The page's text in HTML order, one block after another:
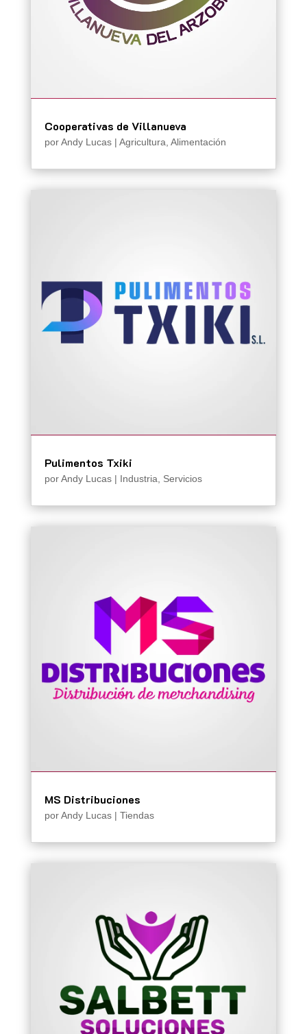
Cooperativas de Villanueva
porAndy Lucas| Agricultura Alimentación
Pulimentos Txiki
porAndy Lucas| Industria Servicios
MS Distribuciones
porAndy Lucas| Tiendas